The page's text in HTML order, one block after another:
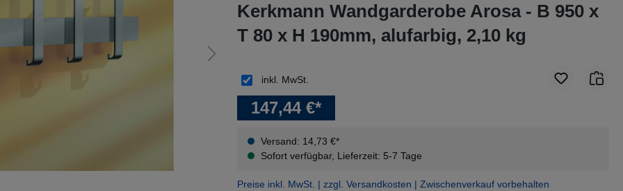
Kerkmann Wandgarderobe Arosa - B 950 x
T 80 x H 190mm, alufarbig, 2,10 kg
147,44 €*
Versand: 14,73 €*
Sofort verfügbar, Lieferzeit: 5-7 Tage
inkl. MwSt.
Preise inkl. MwSt. | zzgl. Versandkosten | Zwischenverkauf vorbehalten